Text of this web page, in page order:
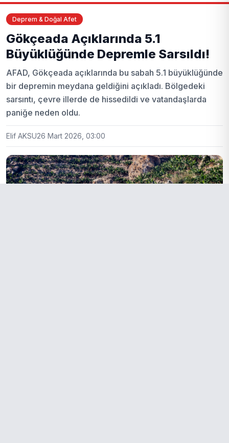
Deprem & Doğal Afet
Gökçeada Açıklarında 5.1
Büyüklüğünde Depremle Sarsıldı!
AFAD, Gökçeada açıklarında bu sabah 5.1 büyüklüğünde
bir depremin meydana geldiğini açıkladı. Bölgedeki
sarsıntı, çevre illerde de hissedildi ve vatandaşlarda
paniğe neden oldu.
Elif AKSU26 Mart 2026, 03:00